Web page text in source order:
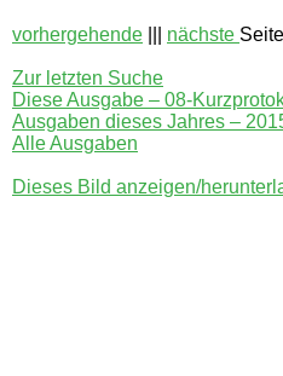
vorhergehende nächste
Zur letzten Suche
Diese Ausgabe – 08-
Ausgaben dieses Jahres –
Alle Ausgaben
Dieses Bild anzeigen/